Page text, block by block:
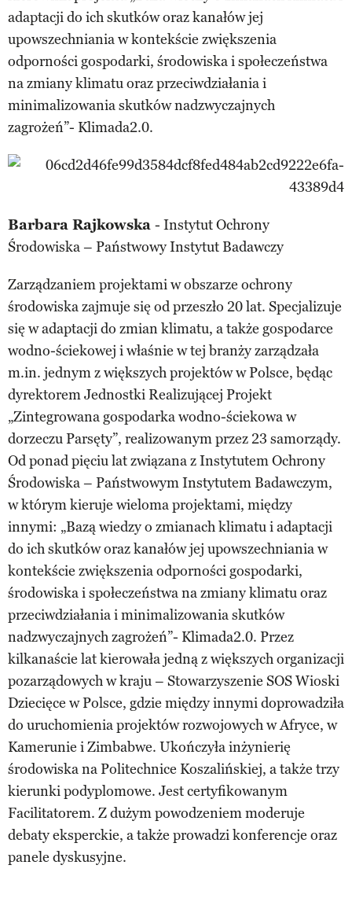
adaptacji do ich skutków oraz kanałów jej
upowszechniania w kontekście zwiększenia
odporności gospodarki, środowiska i społeczeństwa
na zmiany klimatu oraz przeciwdziałania i
minimalizowania skutków nadzwyczajnych
zagrożeń”- Klimada2.0.
Barbara Rajkowska - Instytut Ochrony
Środowiska – Państwowy Instytut Badawczy
Zarządzaniem projektami w obszarze ochrony
środowiska zajmuje się od przeszło 20 lat. Specjalizuje
się w adaptacji do zmian klimatu, a także gospodarce
wodno-ściekowej i właśnie w tej branży zarządzała
m.in. jednym z większych projektów w Polsce, będąc
dyrektorem Jednostki Realizującej Projekt
„Zintegrowana gospodarka wodno-ściekowa w
dorzeczu Parsęty”, realizowanym przez 23 samorządy.
Od ponad pięciu lat związana z Instytutem Ochrony
Środowiska – Państwowym Instytutem Badawczym,
w którym kieruje wieloma projektami, między
innymi: „Bazą wiedzy o zmianach klimatu i adaptacji
do ich skutków oraz kanałów jej upowszechniania w
kontekście zwiększenia odporności gospodarki,
środowiska i społeczeństwa na zmiany klimatu oraz
przeciwdziałania i minimalizowania skutków
nadzwyczajnych zagrożeń”- Klimada2.0. Przez
kilkanaście lat kierowała jedną z większych organizacji
pozarządowych w kraju – Stowarzyszenie SOS Wioski
Dziecięce w Polsce, gdzie między innymi doprowadziła
do uruchomienia projektów rozwojowych w Afryce, w
Kamerunie i Zimbabwe. Ukończyła inżynierię
środowiska na Politechnice Koszalińskiej, a także trzy
kierunki podyplomowe. Jest certyfikowanym
Facilitatorem. Z dużym powodzeniem moderuje
debaty eksperckie, a także prowadzi konferencje oraz
panele dyskusyjne.